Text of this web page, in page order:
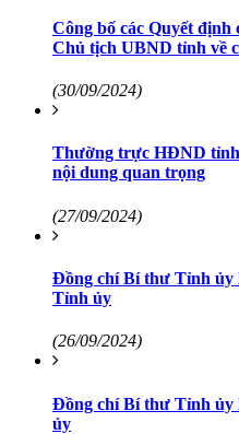
Công bố các Quyết
Chủ tịch UBND tỉnh về
(30/09/2024)
Thường trực HĐND tỉnh
nội dung quan trọng
(27/09/2024)
Đồng chí Bí thư Tỉnh ủy
Tỉnh ủy
(26/09/2024)
Đồng chí Bí thư Tỉnh ủy
ủy